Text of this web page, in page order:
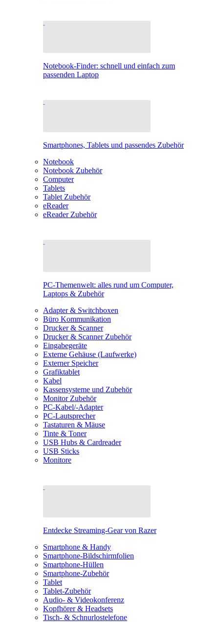
Notebook-Finder: schnell und einfach zum
passenden Laptop
Smartphones, Tablets und passendes Zubehör
Notebook
Notebook Zubehör
Computer
Tablets
Tablet Zubehör
eReader
eReader Zubehör
PC-Themenwelt: alles rund um Computer,
Laptops & Zubehör
Adapter & Switchboxen
Büro Kommunikation
Drucker & Scanner
Drucker & Scanner Zubehör
Eingabegeräte
Externe Gehäuse (Laufwerke)
Externer Speicher
Grafiktablet
Kabel
Kassensysteme und Zubehör
Monitor Zubehör
PC-Kabel/-Adapter
PC-Lautsprecher
Tastaturen & Mäuse
Tinte & Toner
USB Hubs & Cardreader
USB Sticks
Monitore
Entdecke Streaming-Gear von Razer
Smartphone & Handy
Smartphone-Bildschirmfolien
Smartphone-Hüllen
Smartphone-Zubehör
Tablet
Tablet-Zubehör
Audio- & Videokonferenz
Kopfhörer & Headsets
Tisch- & Schnurlostelefone